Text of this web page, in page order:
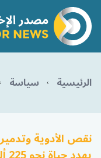
الرئيسية سياسة
نقص الأدوية